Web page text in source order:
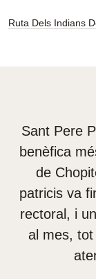
Ruta Dels Indians
Sant Pere
benèfica
de
patricis va
rectoral, i
al mes,